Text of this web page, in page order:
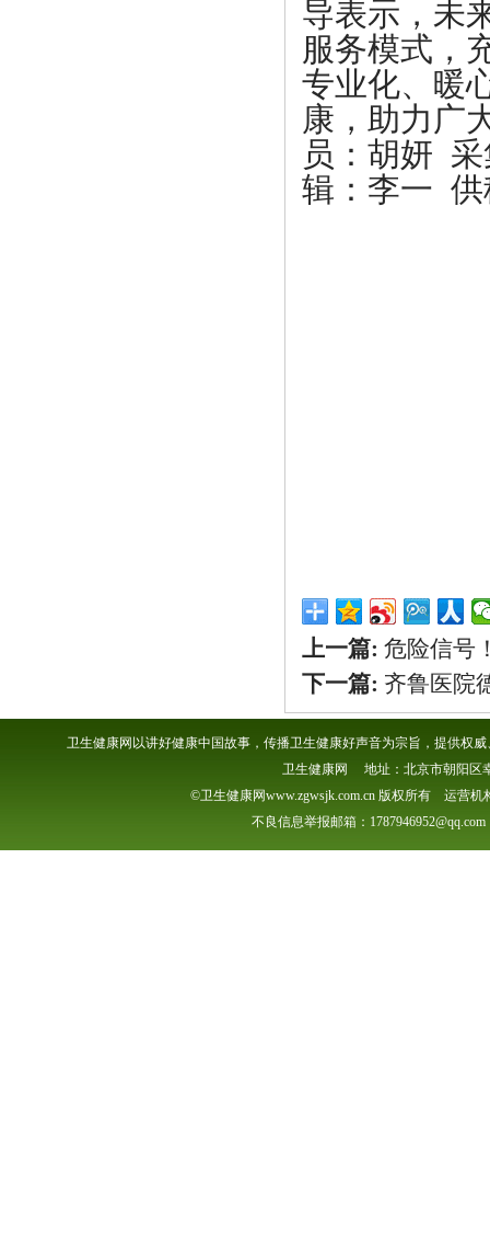
导表示， 未
服务模式，
专业化、暖
康，助力广
员： 胡妍 采
辑：李一 供
上一篇: 危险信号
下一篇: 齐鲁医院
卫生健康网以讲好健康中国故事，传播卫生健康好声音为宗旨，提供权
卫生健康网 地址：北京市朝阳区
©卫生健康网www.zgwsjk.com.cn 版权所有 运营
不良信息举报邮箱：